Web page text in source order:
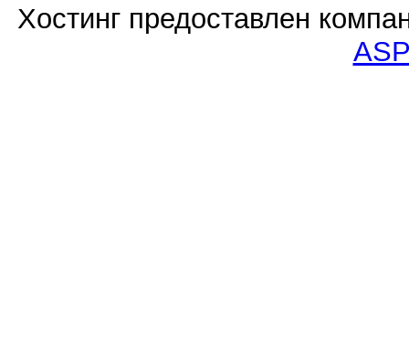
Хостинг предоставлен